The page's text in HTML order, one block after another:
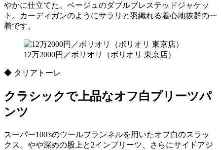
やかに仕立てた、ベージュのダブルブレステッドジャケッ
ト。カーディガンのようにサラリと羽織れる着心地抜群の一
着です。
12万2000円／ボリオリ（ボリオリ 東京店）
◆ タリアトーレ
クラシックで上品なオフ白プリーツパ
ンツ
スーパー100'sのウールフランネルを用いたオフ白のスラッ
クス。やや深めの股上と2インプリーツ、さらにサイドアジ